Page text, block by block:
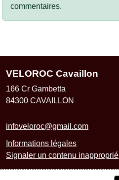
commentaires.
VELOROC Cavaillon
166 Cr Gambetta
84300 CAVAILLON
infoveloroc@gmail.com
Informations légales
Signaler un contenu inapproprié